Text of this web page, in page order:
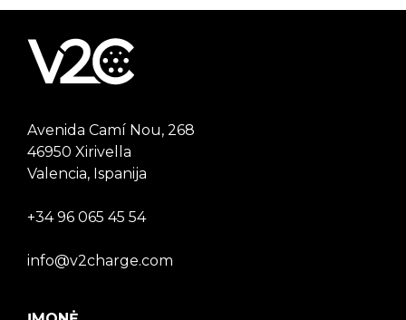
Avenida Camí Nou, 268
46950 Xirivella
Valencia, Ispanija
+34 96 065 45 54
info@v2charge.com